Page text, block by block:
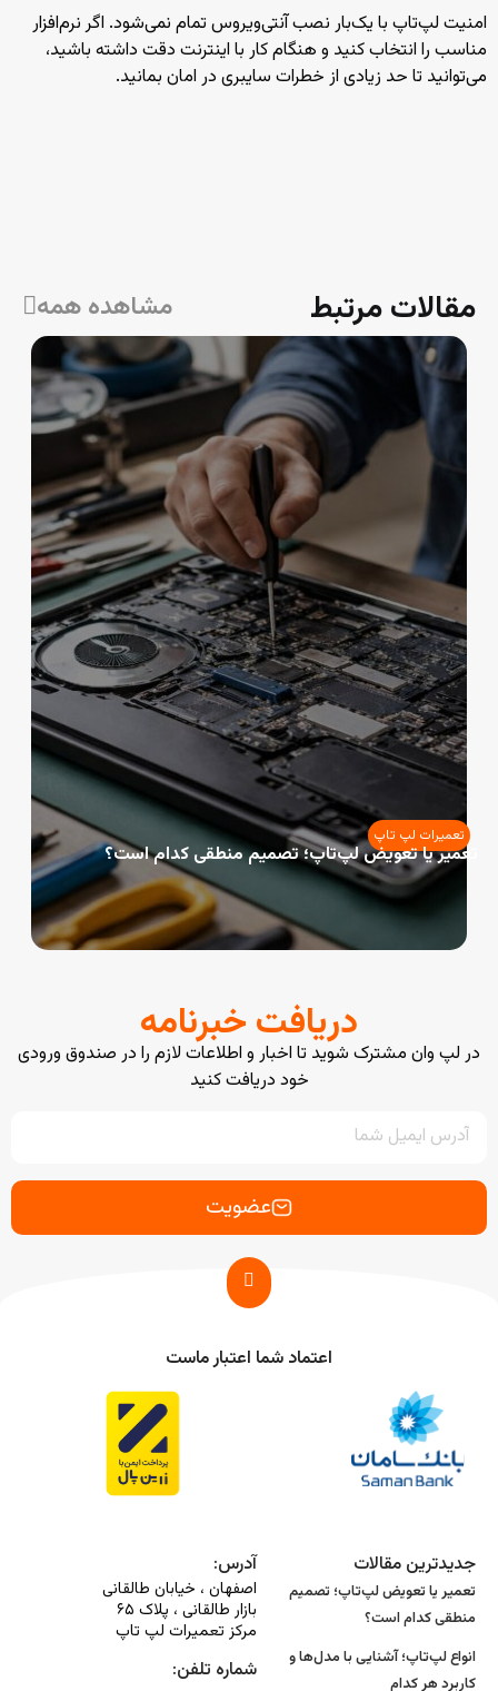
امنیت لپ‌تاپ با یک‌بار نصب آنتی‌ویروس تمام نمی‌شود. اگر نرم‌افزار
مناسب را انتخاب کنید و هنگام کار با اینترنت دقت داشته باشید،
می‌توانید تا حد زیادی از خطرات سایبری در امان بمانید.
مقالات مرتبط مشاهده همه
تعمیرات لپ تاپ
تعمیر یا تعویض لپ‌تاپ؛ تصمیم منطقی کدام است؟
دریافت خبرنامه
در لپ وان مشترک شوید تا اخبار و اطلاعات لازم را در صندوق ورودی
خود دریافت کنید
عضویت
جدیدترین مقالات
تعمیر یا تعویض لپ‌تاپ؛ تصمیم
منطقی کدام است؟
انواع لپ‌تاپ؛ آشنایی با مدل‌ها و
کاربرد هر کدام
آدرس:
اصفهان ، خیابان طالقانی
بازار طالقانی ، پلاک ۶۵
مرکز تعمیرات لپ تاپ
شماره تلفن:
اعتماد شما اعتبار ماست